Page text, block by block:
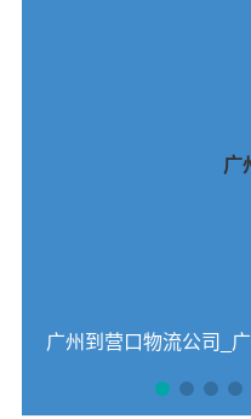
广
广州到营口物流公司_